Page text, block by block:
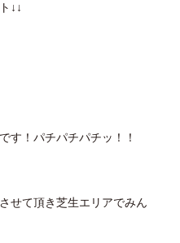
↓↓
す！パチパチパチッ！！
せて頂き芝生エリアでみん